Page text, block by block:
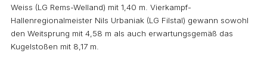
Weiss (LG Rems-Welland) mit 1,40 m. Vierkampf-
Hallenregionalmeister Nils Urbaniak (LG Filstal) gewann sowohl
den Weitsprung mit 4,58 m als auch erwartungsgemäß das
Kugelstoßen mit 8,17 m.